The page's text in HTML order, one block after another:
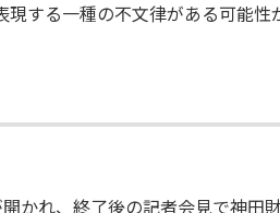
する一種の不文律がある可能性
かれ、終了後の記者会見で神田